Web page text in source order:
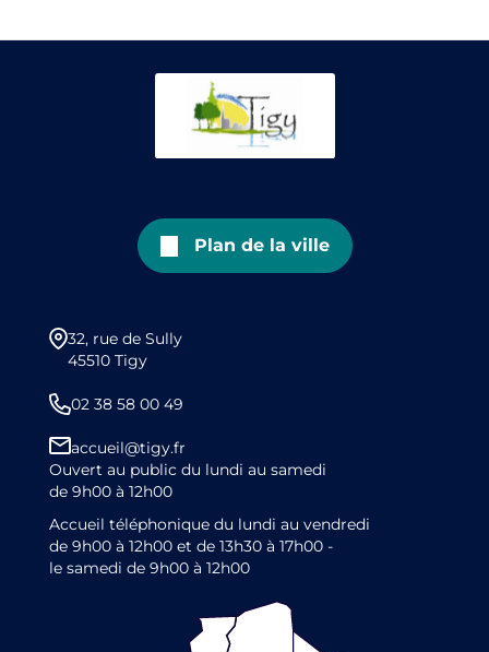
Plan de la ville
32, rue de Sully
45510 Tigy
02 38 58 00 49
accueil@tigy.fr
Ouvert au public du lundi au samedi
de 9h00 à 12h00
Accueil téléphonique du lundi au vendredi
de 9h00 à 12h00 et de 13h30 à 17h00 -
le samedi de 9h00 à 12h00